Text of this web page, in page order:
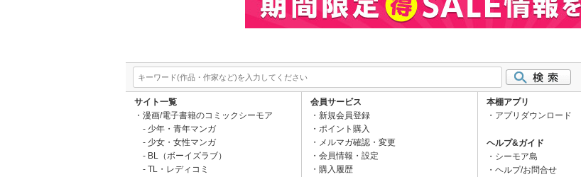
サイト一覧
漫画/電子書籍のコミックシーモア
少年・青年マンガ
少女・女性マンガ
BL（ボーイズラブ）
TL・レディコミ
会員サービス
新規会員登録
ポイント購入
メルマガ確認・変更
会員情報・設定
購入履歴
本棚アプリ
アプリダウンロード
ヘルプ&ガイド
シーモア島
ヘルプ/お問合せ